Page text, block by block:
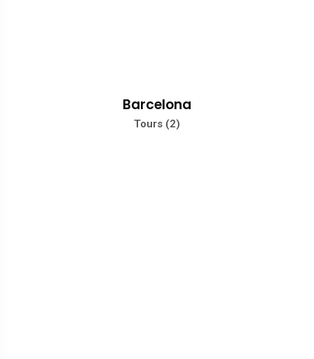
Barcelona
Tours (2)